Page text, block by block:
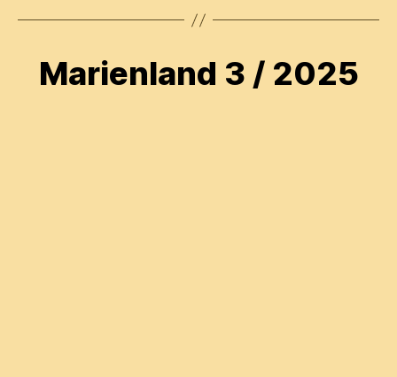
Marienland 3 / 2025